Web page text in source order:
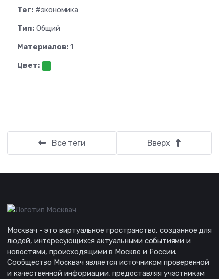
Тег: #экономика
Тип: Общий
Материалов: 1
Цвет:
Все теги Вверх
Москвач - это виртуальное пространство, созданное для
людей, интересующихся актуальными событиями и
новостями, происходящими в Москве и России.
Сообщество Москвач является источником проверенной
и качественной информации, предоставляя участникам